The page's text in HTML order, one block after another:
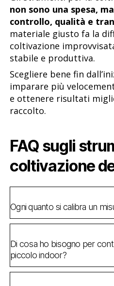
non sono una spesa,
controllo, qualità e
materiale giusto fa la
coltivazione
stabile e produttiva.
Scegliere bene fin
imparare più
e ottenere risultati
raccolto.
FAQ sugli
coltivazione
Ogni quanto si calibra un
Di cosa ho bisogno per
piccolo indoor?